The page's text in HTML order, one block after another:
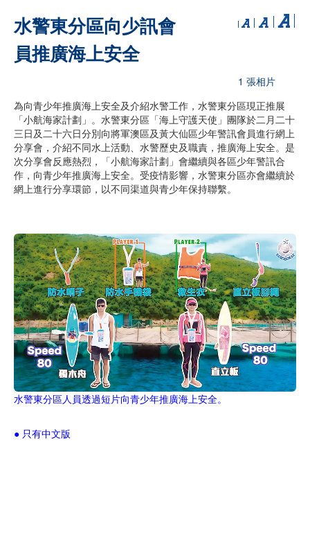
水警東分區向少訊會
員推廣海上安全
1 張相片
為向青少年推廣海上安全及介紹水警工作，水警東分區現正推展
「小航海家計劃」。水警東分區「海上守護天使」團隊於二月二十
三日及二十六日分別向將軍澳區及黃大仙區少年警訊會員進行網上
分享會，介紹不同水上活動、水警歷史及職責，推廣海上安全。是
次分享會反應熱烈，「小航海家計劃」會繼續與各區少年警訊合
作，向青少年推廣海上安全。受疫情影響，水警東分區亦會繼續於
網上進行分享環節，以不同渠道與青少年保持聯繫。
水警東分區人員透過短片向青少年推廣海上安全。
● 只有中文版